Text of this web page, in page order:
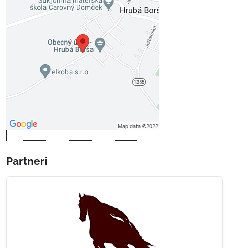
Externý obsah je blokovaný
Voľbami súkromia
Prajete si načítať externý obsah?
Povoliť tentokrát
Povoliť a zapamätať - súhlas s
Partneri